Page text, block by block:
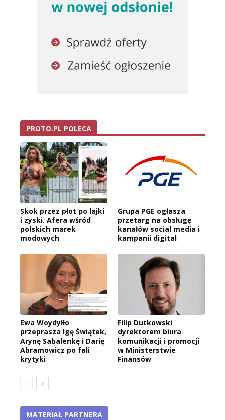
PROTO.PL POLECA
Skok przez płot po lajki
i zyski. Afera wśród
polskich marek
modowych
Grupa PGE ogłasza
przetarg na obsługę
kanałów social media i
kampanii digital
Ewa Woydyłło
przeprasza Igę Świątek,
Arynę Sabalenkę i Darię
Abramowicz po fali
krytyki
Filip Dutkowski
dyrektorem biura
komunikacji i promocji
w Ministerstwie
Finansów
MATERIAŁ PARTNERA